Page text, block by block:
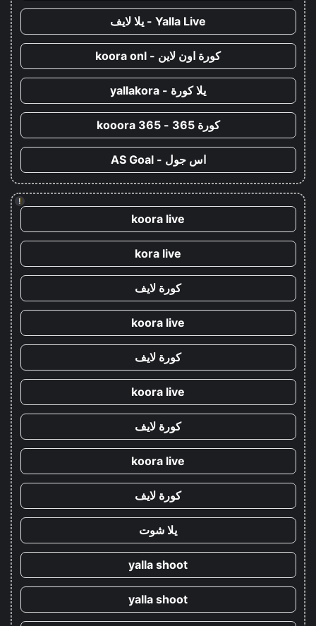
Yalla Live - يلا لايف
كورة اون لاين - koora onl
يلا كورة - yallakora
كورة 365 - kooora 365
اس جول - AS Goal
!
koora live
kora live
كورة لايف
koora live
كورة لايف
koora live
كورة لايف
koora live
كورة لايف
يلا شوت
yalla shoot
yalla shoot